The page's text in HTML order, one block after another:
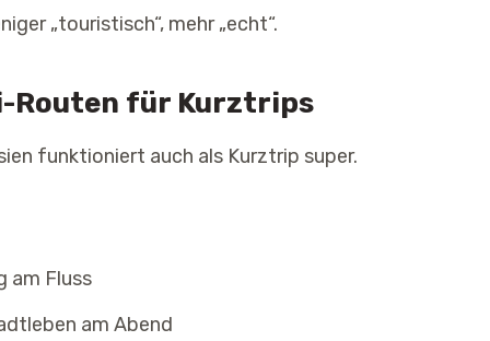
„touristisch“, mehr „echt“.
Routen für Kurztrips
funktioniert auch als Kurztrip super.
am Fluss
am Abend